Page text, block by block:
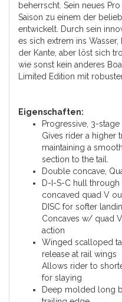
beherrscht. Sein neues
Saison zu einem der
entwickelt. Durch sein
es sich extrem ins
der Kante, aber löst sich
wie sonst kein anderes
Limited Edition mit
Eigenschaften:
Progressive, 3-
Gives rider a higher
maintaining a
section to the tail.
Double concave,
D-I-S-C hull
concaved quad V
DISC for softer
Concaves w/ quad
action
Winged scalloped
release at rail wings
Allows rider to
for slaying
Deep molded long